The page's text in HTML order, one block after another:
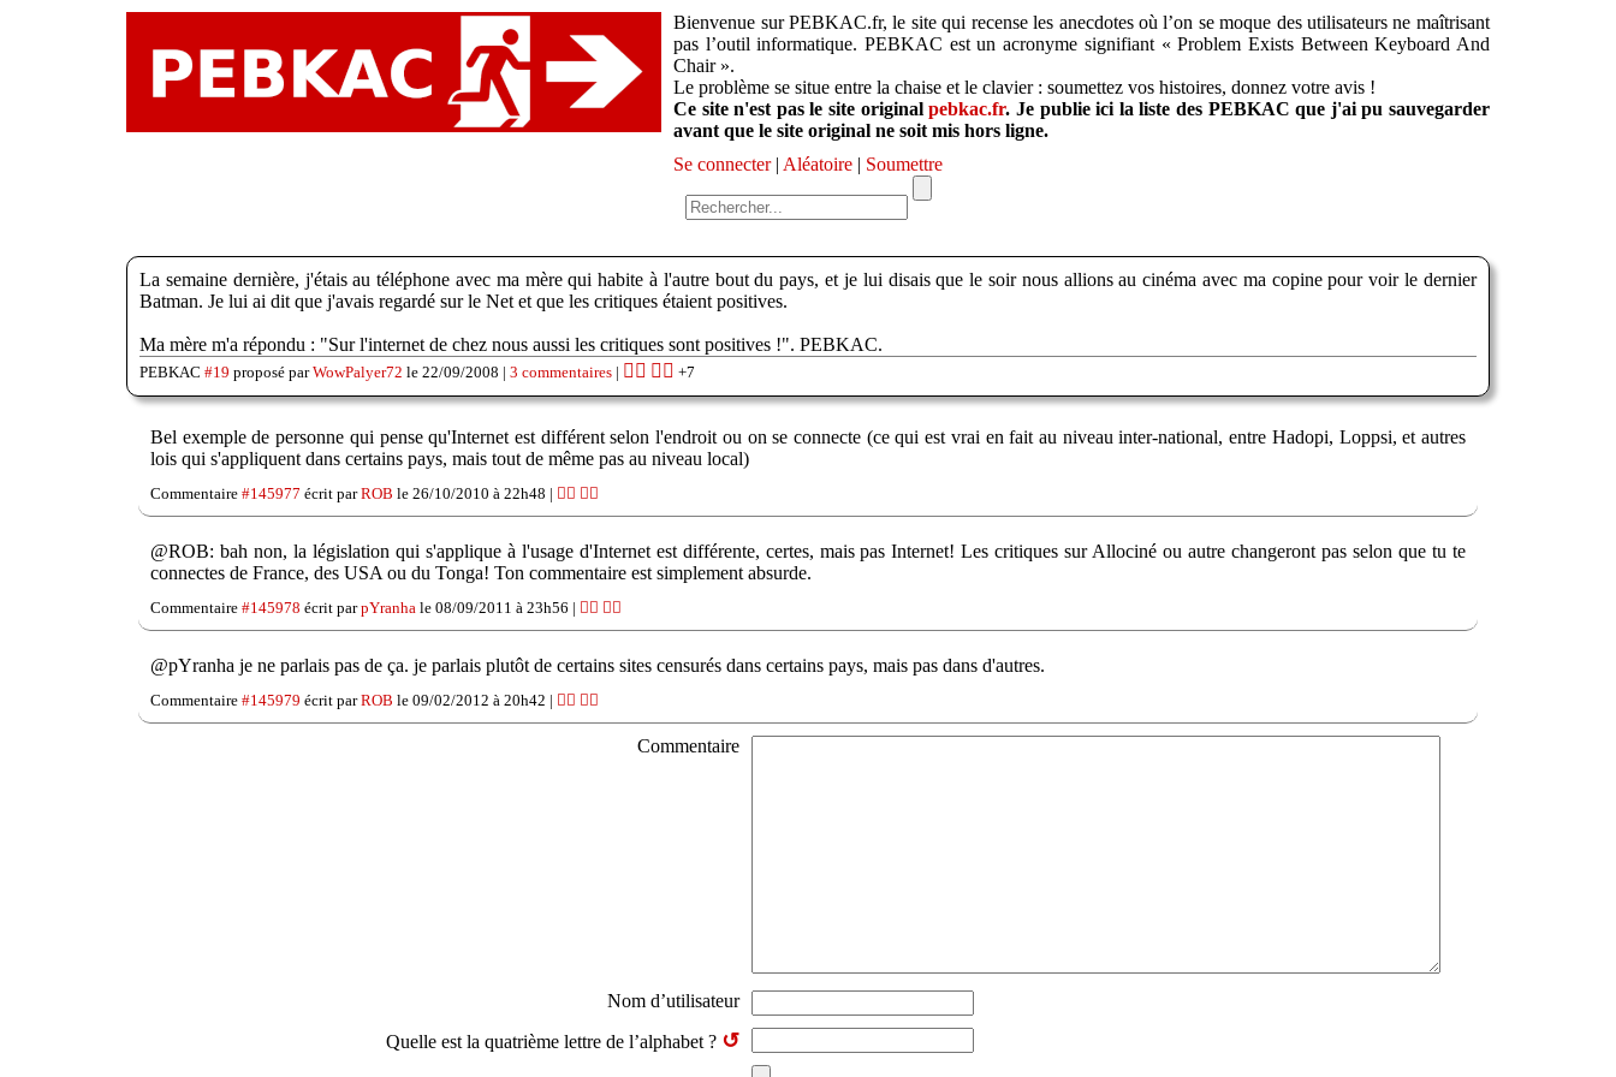
Bienvenue sur PEBKAC.fr, le site qui recense les anecdotes où l’on se moque des utilisateurs ne maîtrisant
pas l’outil informatique. PEBKAC est un acronyme signifiant « Problem Exists Between Keyboard And
Chair ».
Le problème se situe entre la chaise et le clavier : soumettez vos histoires, donnez votre avis !
Ce site n'est pas le site originalpebkac.fr. Je publie ici la liste des PEBKAC que j'ai pu sauvegarder
avant que le site original ne soit mis hors ligne.
Se connecter| Aléatoire | Soumettre
La semaine dernière, j'étais au téléphone avec ma mère qui habite à l'autre bout du pays, et je lui disais que le soir nous allions au cinéma avec ma copine pour voir le dernier
Batman. Je lui ai dit que j'avais regardé sur le Net et que les critiques étaient positives.
Ma mère m'a répondu : "Sur l'internet de chez nous aussi les critiques sont positives !". PEBKAC.
PEBKAC#19 proposé parWowPalyer72 le 22/09/2008 |3 commentaires | 👍🏽 👎🏽 +7
Bel exemple de personne qui pense qu'Internet est différent selon l'endroit ou on se connecte (ce qui est vrai en fait au niveau inter-national, entre Hadopi, Loppsi, et autres
lois qui s'appliquent dans certains pays, mais tout de même pas au niveau local)
Commentaire#145977 écrit parROB le 26/10/2010 à 22h48 | 👍🏽 👎🏽
@ROB: bah non, la législation qui s'applique à l'usage d'Internet est différente, certes, mais pas Internet! Les critiques sur Allociné ou autre changeront pas selon que tu te
connectes de France, des USA ou du Tonga! Ton commentaire est simplement absurde.
Commentaire#145978 écrit parpYranha le 08/09/2011 à 23h56 | 👍🏽 👎🏽
@pYranha je ne parlais pas de ça. je parlais plutôt de certains sites censurés dans certains pays, mais pas dans d'autres.
Commentaire#145979 écrit parROB le 09/02/2012 à 20h42 | 👍🏽 👎🏽
Commentaire
Nom d’utilisateur
Quelle est la quatrième lettre de l’alphabet ? ↺